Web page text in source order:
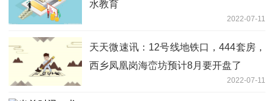
水教育
2022-07-11
天天微速讯：12号线地铁口，444套房，
西乡凤凰岗海峦坊预计8月要开盘了
2022-07-11